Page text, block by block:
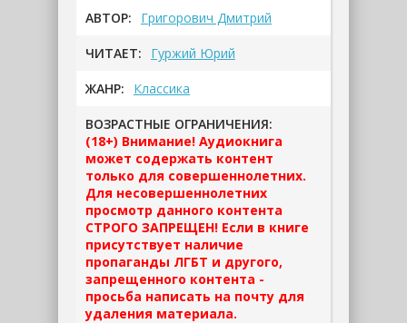
АВТОР: Григорович Дмитрий
ЧИТАЕТ: Гуржий Юрий
ЖАНР: Классика
ВОЗРАСТНЫЕ ОГРАНИЧЕНИЯ:
(18+) Внимание! Аудиокнига
может содержать контент
только для совершеннолетних.
Для несовершеннолетних
просмотр данного контента
СТРОГО ЗАПРЕЩЕН! Если в книге
присутствует наличие
пропаганды ЛГБТ и другого,
запрещенного контента -
просьба написать на почту для
удаления материала.